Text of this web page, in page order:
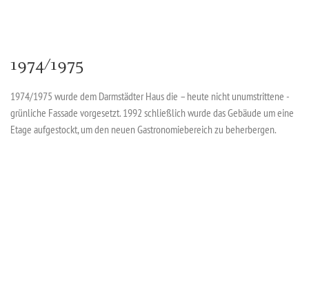
1974/1975
1974/1975 wurde dem Darmstädter Haus die – heute nicht unumstrittene -
grünliche Fassade vorgesetzt. 1992 schließlich wurde das Gebäude um eine
Etage aufgestockt, um den neuen Gastronomiebereich zu beherbergen.